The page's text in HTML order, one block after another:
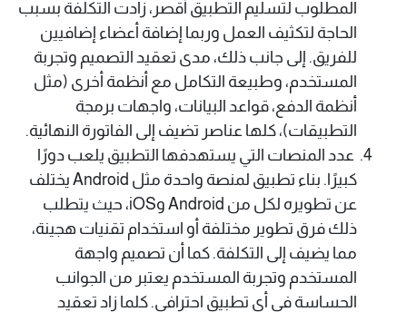
المطلوب لتسليم التطبيق أقصر، زادت التكلفة بسبب
الحاجة لتكثيف العمل وربما إضافة أعضاء إضافيين
للفريق. إلى جانب ذلك، مدى تعقيد التصميم وتجربة
المستخدم، وطبيعة التكامل مع أنظمة أخرى (مثل
أنظمة الدفع، قواعد البيانات، واجهات برمجة
التطبيقات)، كلها عناصر تضيف إلى الفاتورة النهائية.
عدد المنصات التي يستهدفها التطبيق يلعب دورًا
كبيرًا. بناء تطبيق لمنصة واحدة مثل Android يختلف
عن تطويره لكل من Android وiOS، حيث يتطلب
ذلك فرق تطوير مختلفة أو استخدام تقنيات هجينة،
مما يضيف إلى التكلفة. كما أن تصميم واجهة
المستخدم وتجربة المستخدم يعتبر من الجوانب
الحساسة في أي تطبيق احترافي. كلما زاد تعقيد